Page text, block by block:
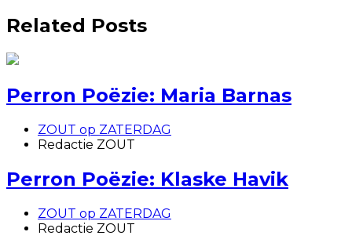
Related Posts
Perron Poëzie: Maria Barnas
ZOUT op ZATERDAG
Redactie ZOUT
Perron Poëzie: Klaske Havik
ZOUT op ZATERDAG
Redactie ZOUT